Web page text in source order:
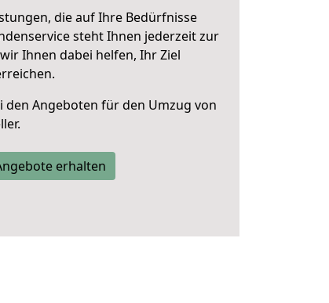
die auf Ihre Bedürfnisse
steht Ihnen jederzeit zur
Ihnen dabei helfen, Ihr Ziel
den Angeboten für den Umzug von
erhalten